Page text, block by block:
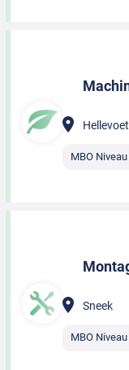
MBO Niveau
Sneek
MBO Niveau